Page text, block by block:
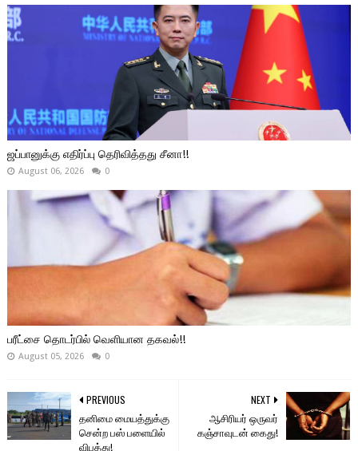
ஜப்பானுக்கு எதிர்ப்பு தெரிவித்தது சீனா!!
August 06, 2026 0
பரீட்சை தொடர்பில் வெளியான தகவல்!!
August 05, 2026 0
NEXT
ஆசிரியர் ஒருவர்
கஞ்சாவுடன் கைது!
PREVIOUS
தனிமை மையத்துக்கு
சென்ற பஸ் பளையில்
விபத்து!